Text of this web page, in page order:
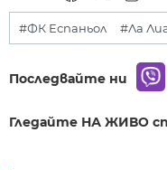
#ФК Еспаньол #Ла
Последвайте ни
Гледайте НА ЖИВО